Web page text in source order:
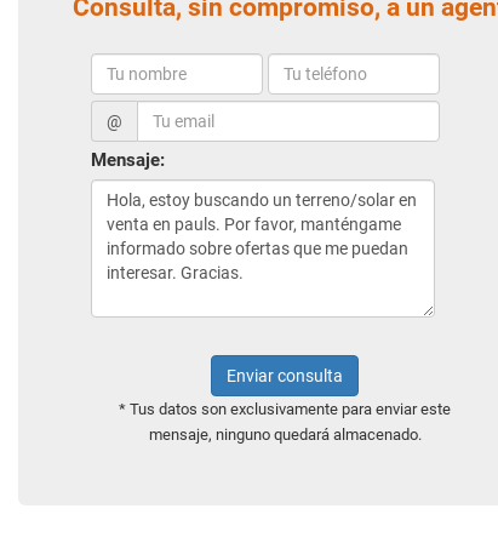
Consulta, sin compromiso, a un
@
Mensaje:
Enviar consulta
* Tus datos son exclusivamente para enviar este
mensaje, ninguno quedará almacenado.